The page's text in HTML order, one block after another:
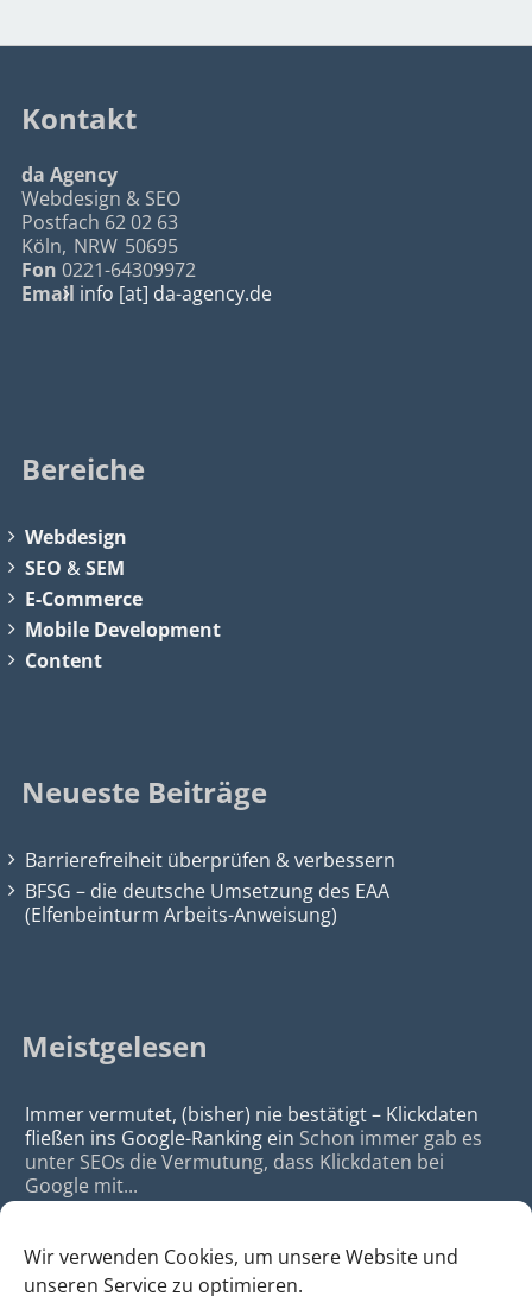
Wir verwenden Cookies, um unsere Website und
unseren Service zu optimieren.
Kontakt
da Agency
Webdesign & SEO
Postfach 62 02 63
Köln, NRW 50695
Fon 0221-64309972
Email info [at] da-agency.de
Bereiche
Webdesign
SEO &SEM
E-Commerce
Mobile Development
Content
Neueste Beiträge
Barrierefreiheit überprüfen & verbessern
BFSG – die deutsche Umsetzung des EAA
(Elfenbeinturm Arbeits-Anweisung)
Meistgelesen
Immer vermutet, (bisher) nie bestätigt – Klickdaten
fließen ins Google-Ranking ein Schon immer gab es
unter SEOs die Vermutung, dass Klickdaten bei
Google mit...